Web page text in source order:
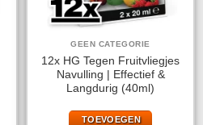
GEEN CATEGORIE
12x HG Tegen Fruitvliegjes
Navulling | Effectief &
Langdurig (40ml)
TOEVOEGEN